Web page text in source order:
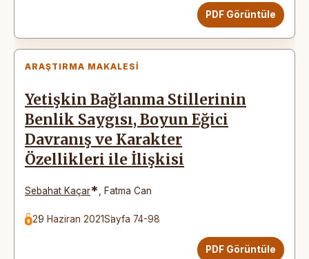
PDF Görüntüle
ARAŞTIRMA MAKALESI
Yetişkin Bağlanma Stillerinin
Benlik Saygısı, Boyun Eğici
Davranış ve Karakter
Özellikleri ile İlişkisi
Sebahat Kaçar* Fatma Can
29 Haziran 2021Sayfa 74-98
PDF Görüntüle